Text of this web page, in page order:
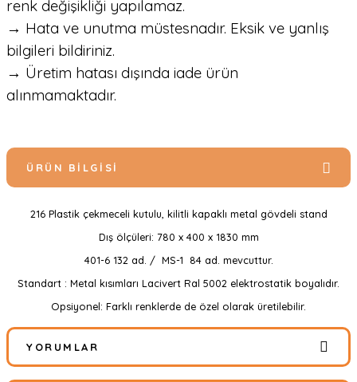
renk değişikliği yapılamaz.
→ Hata ve unutma müstesnadır. Eksik ve yanlış
bilgileri bildiriniz.
→ Üretim hatası dışında iade ürün
alınmamaktadır.
ÜRÜN BILGISI
216 Plastik çekmeceli kutulu, kilitli kapaklı metal gövdeli stand
Dış ölçüleri: 780 x 400 x 1830 mm
401-6 132 ad. / MS-1 84 ad. mevcuttur.
Standart : Metal kısımları Lacivert Ral 5002 elektrostatik boyalıdır.
Opsiyonel: Farklı renklerde de özel olarak üretilebilir.
YORUMLAR